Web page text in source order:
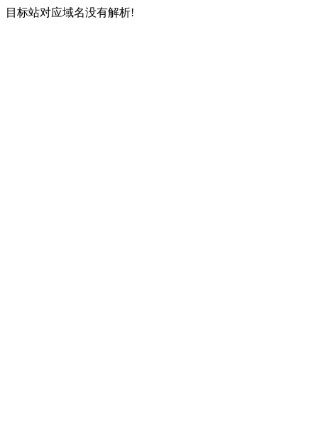
目标站对应域名没有解析!